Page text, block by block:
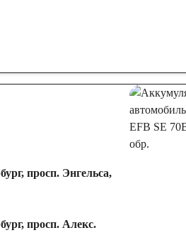
просп. Энгельса,
просп. Алекс.